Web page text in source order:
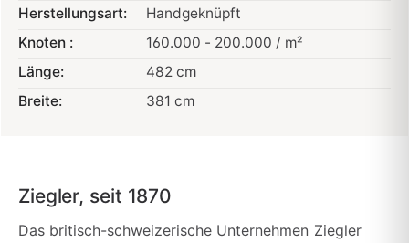
Herstellungsart:
Handgeknüpft
Knoten :
160.000 - 200.000 / m²
Länge:
482 cm
Breite:
381 cm
Ziegler, seit 1870
Das britisch-schweizerische Unternehmen Ziegler